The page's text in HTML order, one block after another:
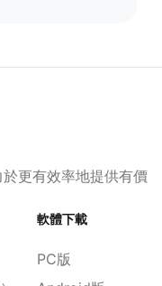
更有效率地提供有價
軟體下載
PC版